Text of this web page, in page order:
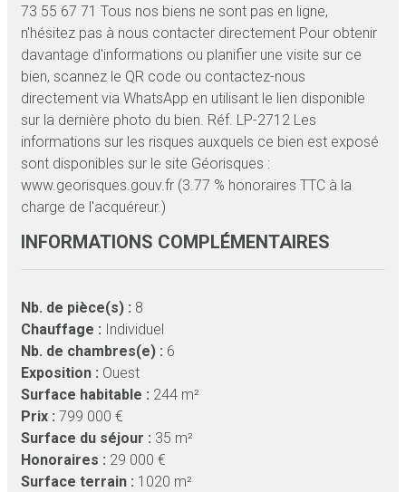
73 55 67 71 Tous nos biens ne sont pas en ligne,
n'hésitez pas à nous contacter directement Pour obtenir
davantage d'informations ou planifier une visite sur ce
bien, scannez le QR code ou contactez-nous
directement via WhatsApp en utilisant le lien disponible
sur la dernière photo du bien. Réf. LP-2712 Les
informations sur les risques auxquels ce bien est exposé
sont disponibles sur le site Géorisques :
www.georisques.gouv.fr (3.77 % honoraires TTC à la
charge de l'acquéreur.)
INFORMATIONS COMPLÉMENTAIRES
Nb. de pièce(s) : 8
Chauffage : Individuel
Nb. de chambres(e) : 6
Exposition : Ouest
Surface habitable : 244 m²
Prix : 799 000 €
Surface du séjour : 35 m²
Honoraires : 29 000 €
Surface terrain : 1020 m²